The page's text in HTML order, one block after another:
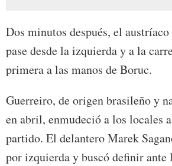
Dos minutos después, el
pase desde la izquierda y a la
primera a las manos de Boruc.
Guerreiro, de origen brasileño y
en abril, enmudeció a los locales
partido. El delantero Marek
por izquierda y buscó definir ante